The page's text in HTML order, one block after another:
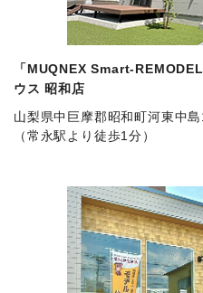
「MUQNEX Smart-
ウス 昭和店
山梨県中巨摩郡昭和町河東中
（常永駅より徒歩1分）